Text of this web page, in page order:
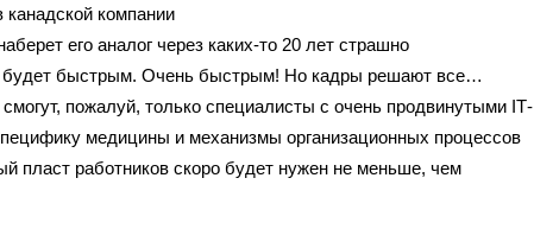
компании
его аналог через каких-то 20 лет страшно
будет быстрым. Очень быстрым! Но кадры решают все…
пожалуй, только специалисты с очень продвинутыми IТ-
медицины и механизмы организационных процессов
пласт работников скоро будет нужен не меньше, чем